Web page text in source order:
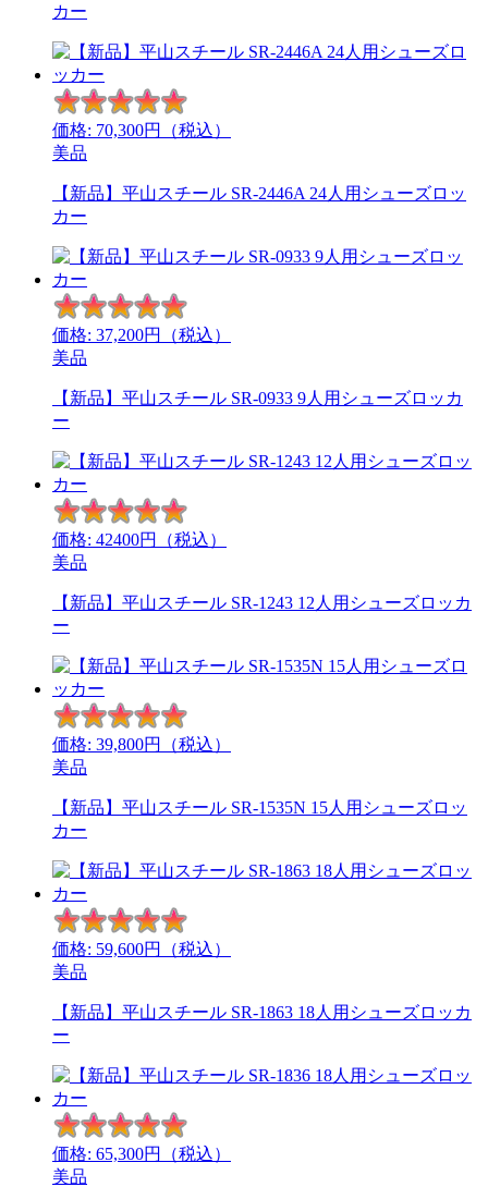
カー
価格: 70,300円（税込）
美品
【新品】平山スチール SR-2446A 24人用シューズロッ
カー
価格: 37,200円（税込）
美品
【新品】平山スチール SR-0933 9人用シューズロッカ
ー
価格: 42400円（税込）
美品
【新品】平山スチール SR-1243 12人用シューズロッカ
ー
価格: 39,800円（税込）
美品
【新品】平山スチール SR-1535N 15人用シューズロッ
カー
価格: 59,600円（税込）
美品
【新品】平山スチール SR-1863 18人用シューズロッカ
ー
価格: 65,300円（税込）
美品